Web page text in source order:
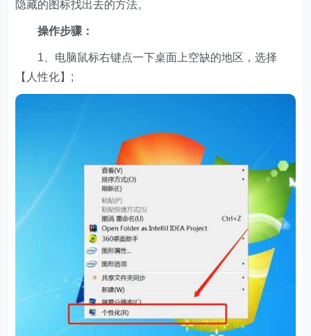
隐藏的图标找出去的方法。
操作步骤：
1、电脑鼠标右键点一下桌面上空缺的地区，选择
【人性化】;